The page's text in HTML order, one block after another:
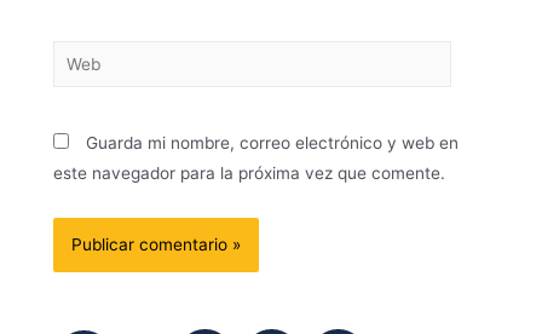
Guarda mi nombre, correo electrónico y web en
este navegador para la próxima vez que comente.